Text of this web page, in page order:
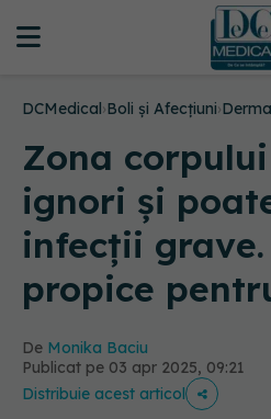
DCMedical›Boli și Afecțiuni›
Zona
ignori și
infecții
propice
De Monika Baciu
Publicat pe 03 apr 2025, 09:21
Distribuie acest articol